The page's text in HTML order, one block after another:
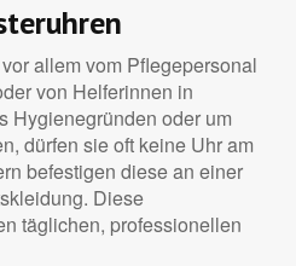
allem vom Pflegepersonal
von Helferinnen in
Hygienegründen oder um
dürfen sie oft keine Uhr am
befestigen diese an einer
Diese
täglichen, professionellen